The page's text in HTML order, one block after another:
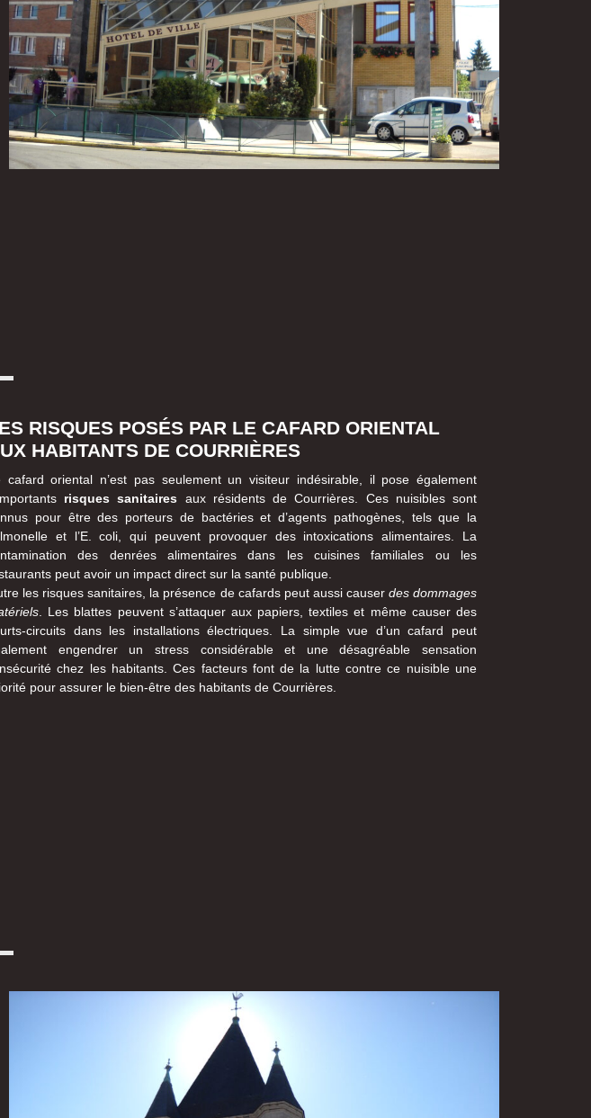
RISQUES POSÉS PAR LE CAFARD ORIENTAL
HABITANTS DE COURRIÈRES
cafard oriental n’est pas seulement un visiteur indésirable, il pose également
risques sanitaires aux résidents de Courrières. Ces nuisibles sont
pour être des porteurs de bactéries et d’agents pathogènes, tels que la
et l’E. coli, qui peuvent provoquer des intoxications alimentaires. La
des denrées alimentaires dans les cuisines familiales ou les
peut avoir un impact direct sur la santé publique.
les risques sanitaires, la présence de cafards peut aussi causer des dommages
. Les blattes peuvent s’attaquer aux papiers, textiles et même causer des
circuits dans les installations électriques. La simple vue d’un cafard peut
engendrer un stress considérable et une désagréable sensation
chez les habitants. Ces facteurs font de la lutte contre ce nuisible une
pour assurer le bien-être des habitants de Courrières.